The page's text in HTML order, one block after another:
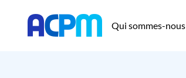
Qui sommes-nous